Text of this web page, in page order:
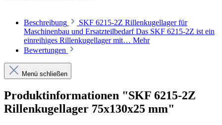
Beschreibung
SKF 6215-2Z Rillenkugellager für
Maschinenbau und Ersatzteilbedarf Das SKF 6215-2Z ist ein
einreihiges Rillenkugellager mit… Mehr
Bewertungen
Menü schließen
Produktinformationen "SKF 6215-2Z
Rillenkugellager 75x130x25 mm"